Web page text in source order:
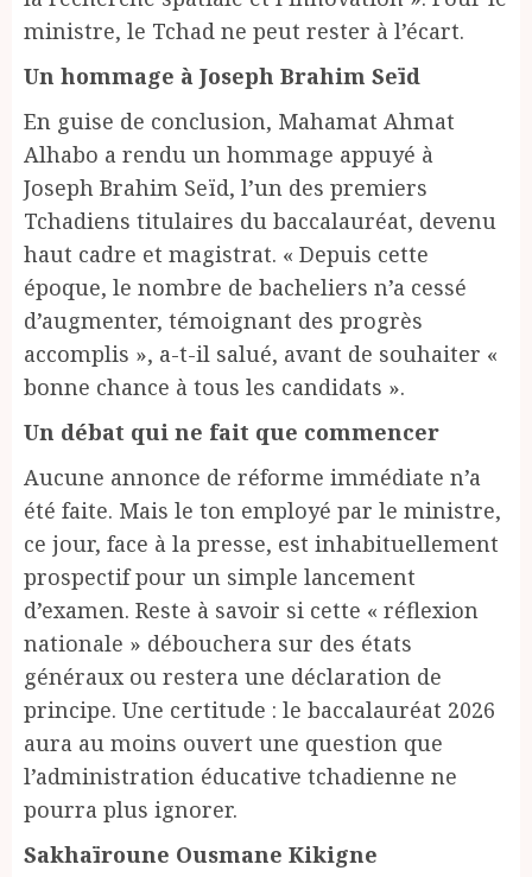
ministre, le Tchad ne peut rester à l’écart.
Un hommage à Joseph Brahim Seïd
En guise de conclusion, Mahamat Ahmat
Alhabo a rendu un hommage appuyé à
Joseph Brahim Seïd, l’un des premiers
Tchadiens titulaires du baccalauréat, devenu
haut cadre et magistrat. « Depuis cette
époque, le nombre de bacheliers n’a cessé
d’augmenter, témoignant des progrès
accomplis », a-t-il salué, avant de souhaiter «
bonne chance à tous les candidats ».
Un débat qui ne fait que commencer
Aucune annonce de réforme immédiate n’a
été faite. Mais le ton employé par le ministre,
ce jour, face à la presse, est inhabituellement
prospectif pour un simple lancement
d’examen. Reste à savoir si cette « réflexion
nationale » débouchera sur des états
généraux ou restera une déclaration de
principe. Une certitude : le baccalauréat 2026
aura au moins ouvert une question que
l’administration éducative tchadienne ne
pourra plus ignorer.
Sakhaïroune Ousmane Kikigne